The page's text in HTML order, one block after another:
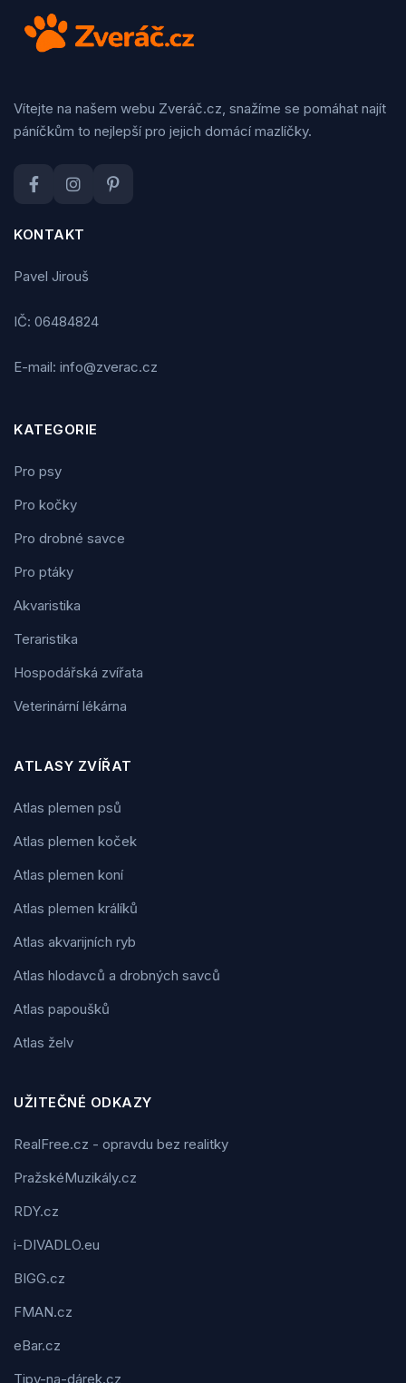
Vítejte na našem webu Zveráč.cz, snažíme se pomáhat najít
páníčkům to nejlepší pro jejich domácí mazlíčky.
KONTAKT
Pavel Jirouš
IČ: 06484824
E-mail: info@zverac.cz
KATEGORIE
Pro psy
Pro kočky
Pro drobné savce
Pro ptáky
Akvaristika
Teraristika
Hospodářská zvířata
Veterinární lékárna
ATLASY ZVÍŘAT
Atlas plemen psů
Atlas plemen koček
Atlas plemen koní
Atlas plemen králíků
Atlas akvarijních ryb
Atlas hlodavců a drobných savců
Atlas papoušků
Atlas želv
UŽITEČNÉ ODKAZY
RealFree.cz - opravdu bez realitky
PražskéMuzikály.cz
RDY.cz
i-DIVADLO.eu
BIGG.cz
FMAN.cz
eBar.cz
Tipy-na-dárek.cz